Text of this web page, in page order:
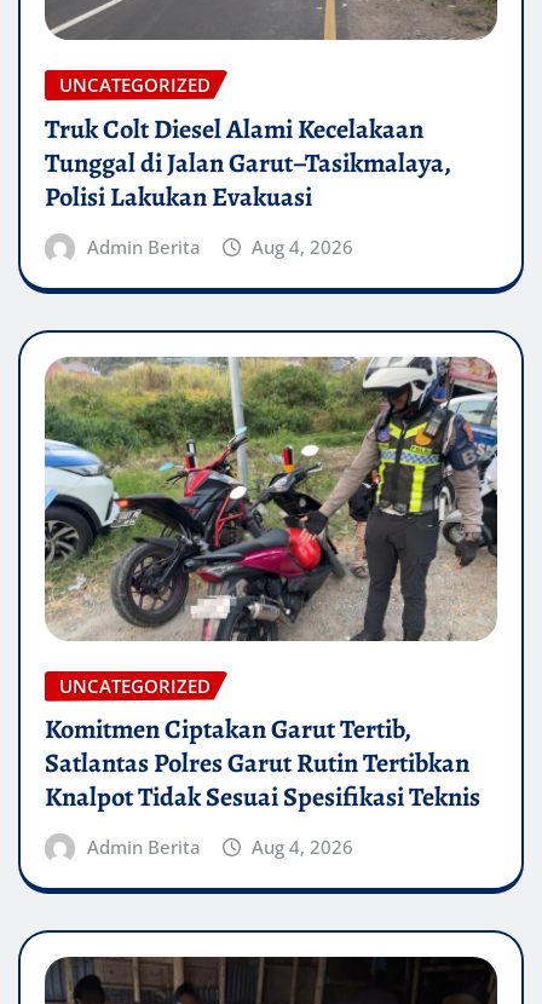
UNCATEGORIZED
Truk Colt Diesel Alami Kecelakaan
Tunggal di Jalan Garut–Tasikmalaya,
Polisi Lakukan Evakuasi
Admin Berita Aug 4, 2026
UNCATEGORIZED
Komitmen Ciptakan Garut Tertib,
Satlantas Polres Garut Rutin Tertibkan
Knalpot Tidak Sesuai Spesifikasi Teknis
Admin Berita Aug 4, 2026